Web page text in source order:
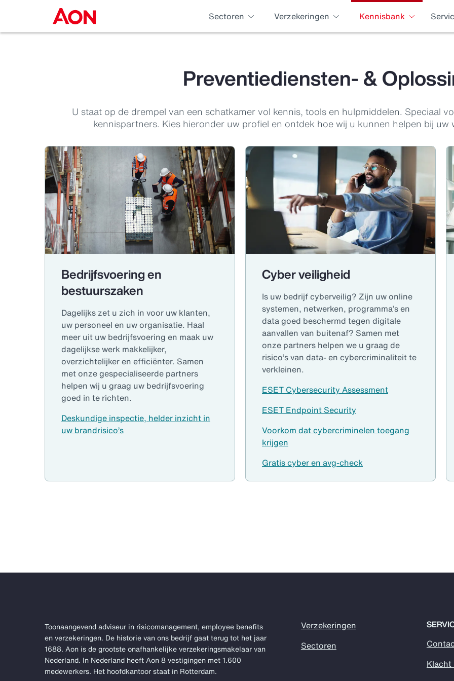
Sectoren Verzekeringen Kennisbank
Preventiediensten- &
U staat op de drempel van een schatkamer vol kennis, tools en hulpmiddelen. Speciaal
kennispartners. Kies hieronder uw profiel en ontdek hoe wij u kunnen helpen bij
Bedrijfsvoering en
bestuurszaken
Dagelijks zet u zich in voor uw klanten,
uw personeel en uw organisatie. Haal
meer uit uw bedrijfsvoering en maak uw
dagelijkse werk makkelijker,
overzichtelijker en efficiënter. Samen
met onze gespecialiseerde partners
helpen wij u graag uw bedrijfsvoering
goed in te richten.
Deskundige inspectie, helder inzicht in
uw brandrisico’s
Cyber veiligheid
Is uw bedrijf cyberveilig? Zijn uw online
systemen, netwerken, programma’s en
data goed beschermd tegen digitale
aanvallen van buitenaf? Samen met
onze partners helpen we u graag de
risico’s van data- en cybercriminaliteit te
verkleinen.
ESET Cybersecurity Assessment
ESET Endpoint Security
Voorkom dat cybercriminelen toegang
krijgen
Gratis cyber en avg-check
Toonaangevend adviseur in risicomanagement, employee benefits
en verzekeringen. De historie van ons bedrijf gaat terug tot het jaar
1688. Aon is de grootste onafhankelijke verzekeringsmakelaar van
Nederland. In Nederland heeft Aon 8 vestigingen met 1.600
medewerkers. Het hoofdkantoor staat in Rotterdam.
Verzekeringen
Sectoren
Klacht